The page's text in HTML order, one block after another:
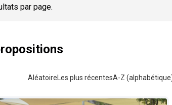
par page.
Aléatoire Les plus récentesA-Z